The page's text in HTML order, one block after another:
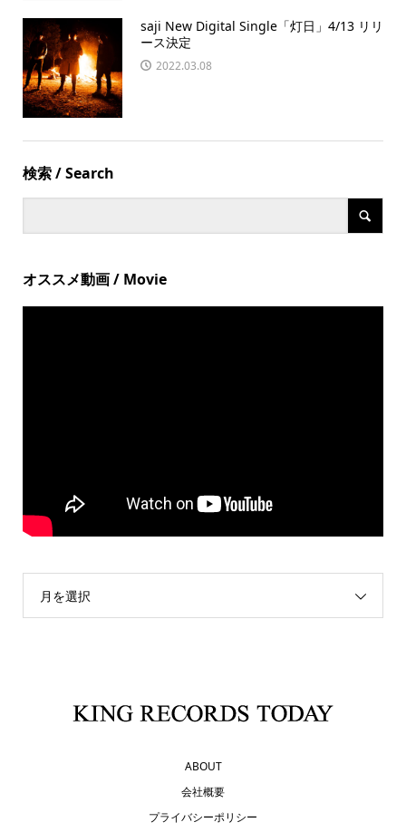
saji New Digital Single「灯日」4/13 リリ
ース決定
2022.03.08
検索 / Search
オススメ動画 / Movie
月を選択
ABOUT
会社概要
プライバシーポリシー